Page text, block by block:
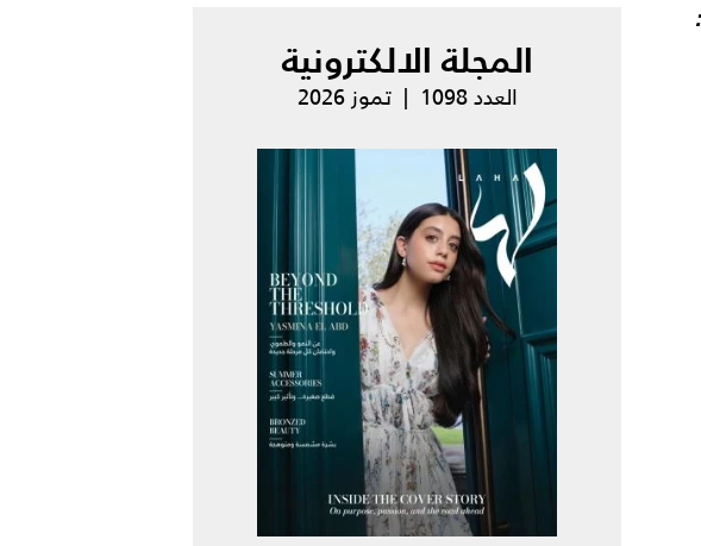
:
المجلة الالكترونية
العدد 1098 | تموز 2026